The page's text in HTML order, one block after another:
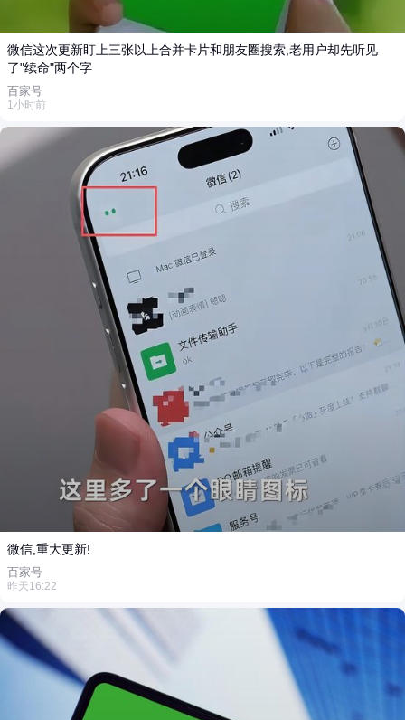
微信这次更新盯上三张以上合并卡片和朋友圈搜索,老用户却先听见
了"续命"两个字
百家号
1小时前
微信,重大更新!
百家号
昨天16:22